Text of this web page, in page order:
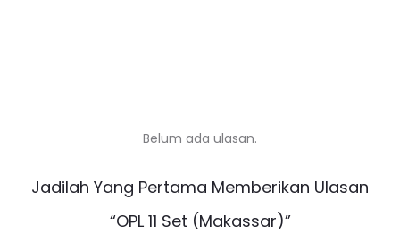
U
Belum ada ulasan.
Jadilah Yang Pertama Memberikan Ulasan
“OPL 11 Set (Makassar)”